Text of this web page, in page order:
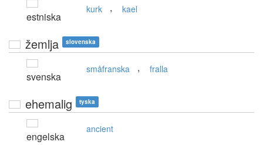
estniska
kurk , kael
žemlja slovenska
svenska
småfranska , fralla
ehemalig tyska
engelska
ancient